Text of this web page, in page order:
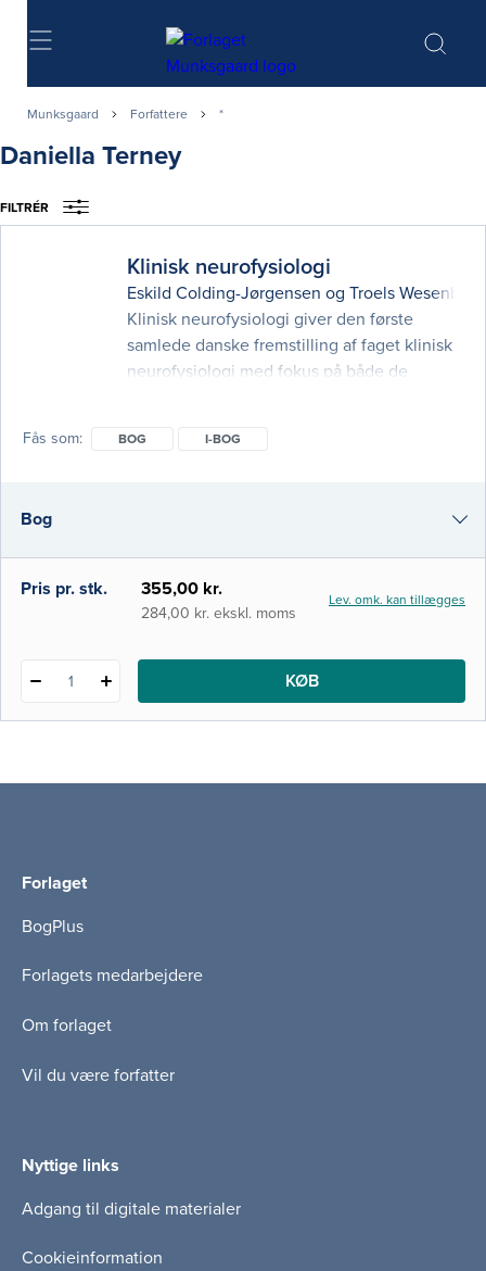
Søg
Munksgaard Forfattere *
Daniella Terney
FILTRÉR
Klinisk neurofysiologi
Eskild Colding-Jørgensen og Troels
Klinisk neurofysiologi giver den første
samlede danske fremstilling af faget klinisk
neurofysiologi med fokus på både de
flere klinisk-neurofysiologiske
for neurofysiologiens mange muligheder, og
dermed et behov for bogen.
Fås som BOG I-BOG
Bog
i-bog
Pris pr. stk. 355,00 kr.
284,00 kr. ekskl. moms
Lev. omk. kan tillægges
1 KØB
Forlaget
BogPlus
Forlagets medarbejdere
Om forlaget
Vil du være forfatter
Nyttige links
Adgang til digitale materialer
Cookieinformation